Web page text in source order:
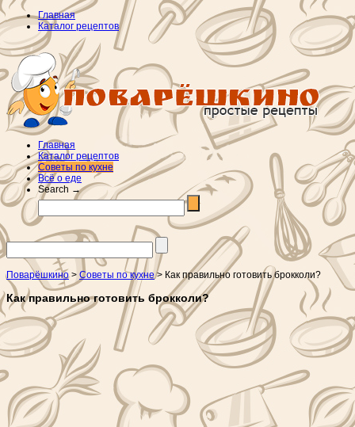
Главная
Каталог рецептов
Главная
Каталог рецептов
Советы по кухне
Всё о еде
Search →
Поварёшкино> Советы по кухне> Как правильно готовить брокколи?
Как правильно готовить брокколи?